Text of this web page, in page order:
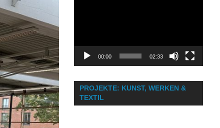
00:00 02:33
PROJEKTE: KUNST, WERKEN &
TEXTIL